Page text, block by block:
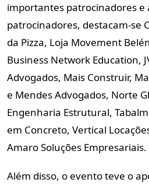
importantes patrocinadores e
patrocinadores, destacam-se
da Pizza, Loja Movement
Business Network Education,
Advogados, Mais Construir,
e Mendes Advogados, Norte
Engenharia Estrutural,
em Concreto, Vertical
Amaro Soluções Empresariais.
Além disso, o evento teve o